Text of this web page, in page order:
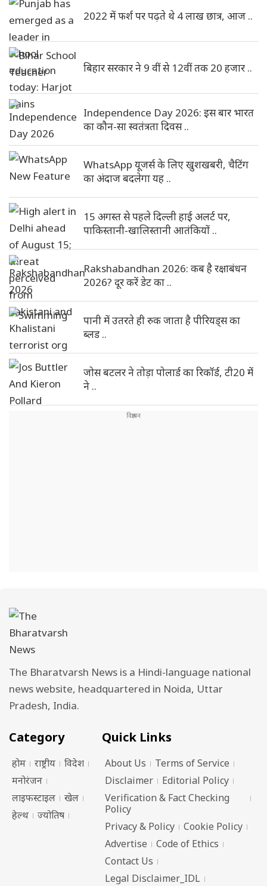
2022 में फर्श पर पढ़ते थे 4 लाख छात्र, आज ..
बिहार सरकार ने 9 वीं से 12वीं तक 20 हजार ..
Independence Day 2026: इस बार भारत
का कौन-सा स्वतंत्रता दिवस ..
WhatsApp यूजर्स के लिए खुशखबरी, चैटिंग
का अंदाज बदलेगा यह ..
15 अगस्त से पहले दिल्ली हाई अलर्ट पर,
पाकिस्तानी-खालिस्तानी आतंकियों ..
Rakshabandhan 2026: कब है रक्षाबंधन
2026? दूर करें डेट का ..
पानी में उतरते ही रुक जाता है पीरियड्स का
ब्लड ..
जोस बटलर ने तोड़ा पोलार्ड का रिकॉर्ड, टी20 में
ने ..
The Bharatvarsh News is a Hindi-language national
news website, headquartered in Noida, Uttar
Pradesh, India.
Category
होम राष्ट्रीय
विदेश
मनोरंजन
लाइफस्टाइल
खेल
हेल्थ
ज्योतिष
Quick Links
About Us
Terms of Service
Disclaimer
Editorial Policy
Verification & Fact Checking
Policy
Privacy & Policy
Cookie Policy
Advertise
Code of Ethics
Contact Us
Legal Disclaimer_IDL